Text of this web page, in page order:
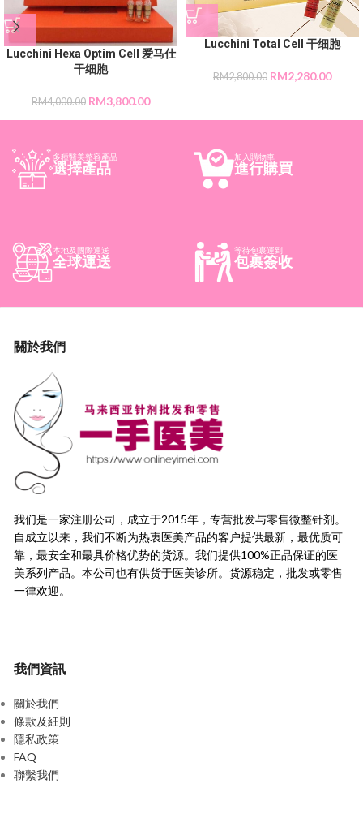
Lucchini Hexa Optim Cell 爱马仕
干细胞
RM4,000.00 RM3,800.00
Lucchini Total Cell 干细胞
RM2,800.00 RM2,280.00
多種醫美整容產品
選擇產品
加入購物車
進行購買
本地及國際運送
全球運送
等待包裹運到
包裹簽收
關於我們
我们是一家注册公司，成立于2015年， 专营批发与零售微整针剂。
自成立以来，我们不断为热衷医美产品的客户提供最新， 最优质可
靠，最安全和最具价格优势的货源。 我们提供100%正品保证的医
美系列产品。本公司也有供货于医美诊所。货源稳定， 批发或零售
一律欢迎。
我們資訊
關於我們
條款及細則
隱私政策
FAQ
聯繫我們